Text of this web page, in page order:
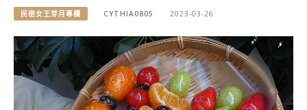
民宿女王芽月專欄 CYTHIA0805 2023-03-26